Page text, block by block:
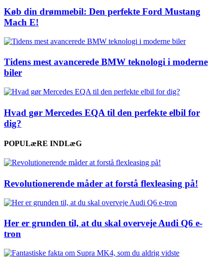
Køb din drømmebil: Den perfekte Ford Mustang
Mach E!
Tidens mest avancerede BMW teknologi i moderne
biler
Hvad gør Mercedes EQA til den perfekte elbil for
dig?
POPULæRE INDLæG
Revolutionerende måder at forstå flexleasing på!
Her er grunden til, at du skal overveje Audi Q6 e-
tron